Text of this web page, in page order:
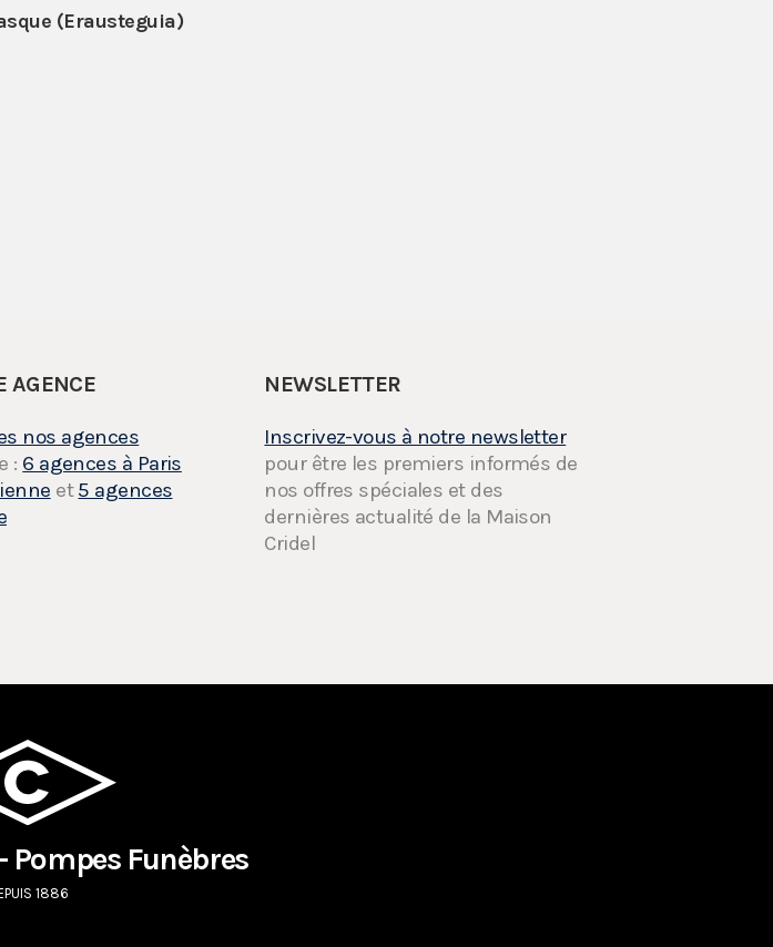
(Erausteguia)
AGENCE
nos agences
: 6 agences à Paris
et5 agences
NEWSLETTER
Inscrivez-vous à notre newsletter
pour être les premiers informés de
nos offres spéciales et des
dernières actualité de la Maison
Cridel
Pompes Funèbres
1886